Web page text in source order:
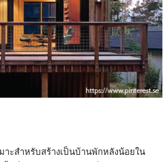
ะสำหรับสร้างเป็นบ้านพักหลังน้อยใน